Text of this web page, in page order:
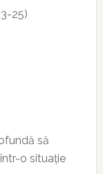
25)
să
o situație